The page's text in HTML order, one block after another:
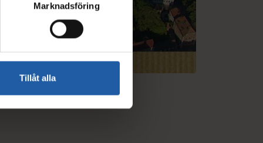
Marknadsföring
Tillåt alla
för barn